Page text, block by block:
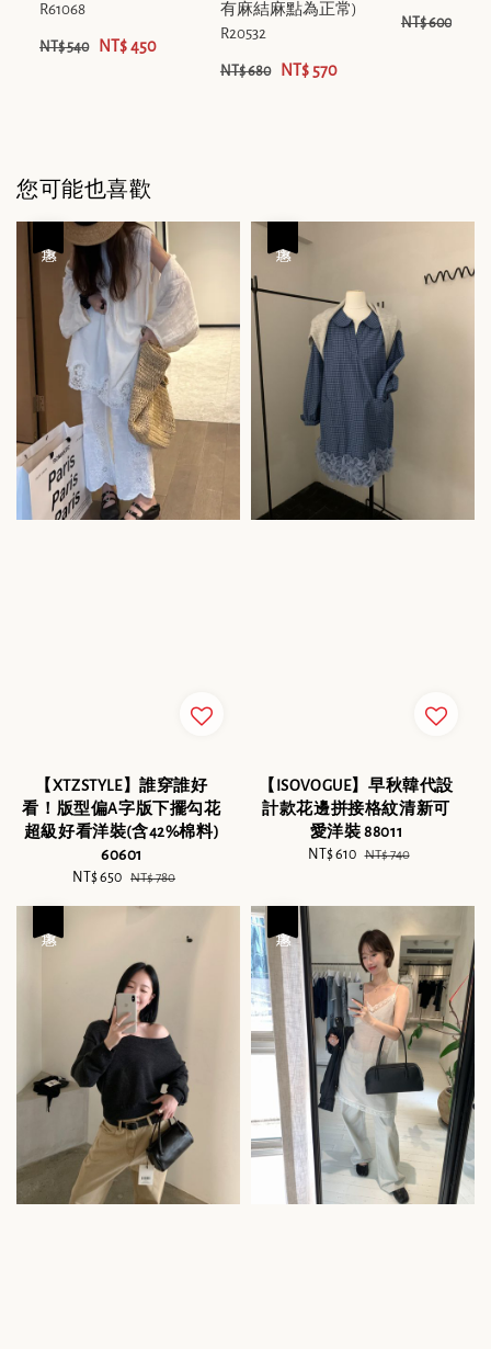
R61068
NT$ 540 NT$ 450
有麻結麻點為正常)
R20532
NT$ 680 NT$ 570
NT$ 600
您可能也喜歡
【XTZSTYLE】誰穿誰好
看！版型偏A字版下擺勾花
超級好看洋裝(含42%棉料)
60601
Sale
NT$ 650 Regular
NT$ 780
【ISOVOGUE】早秋韓代設
計款花邊拼接格紋清新可
愛洋裝 88011
Sale
NT$ 610 Regular
NT$ 740